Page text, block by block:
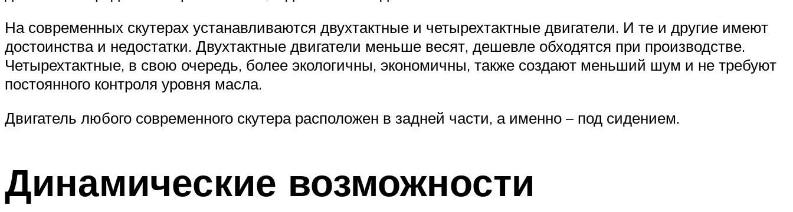
На современных скутерах устанавливаются двухтактные и четырехтактные двигатели. И те и другие имеют
достоинства и недостатки. Двухтактные двигатели меньше весят, дешевле обходятся при производстве.
Четырехтактные, в свою очередь, более экологичны, экономичны, также создают меньший шум и не требуют
постоянного контроля уровня масла.
Двигатель любого современного скутера расположен в задней части, а именно – под сидением.
Динамические возможности